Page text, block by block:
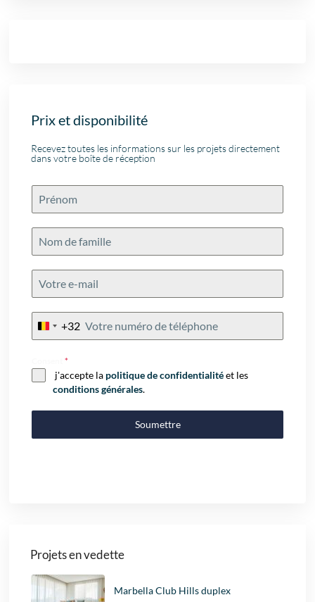
Prix et disponibilité
Recevez toutes les informations sur les projets directement
dans votre boîte de réception
Belgium
+32
Consent*
j'accepte la politique de confidentialitéet les
conditions générales.
Soumettre
Projets en vedette
Marbella Club Hills duplex